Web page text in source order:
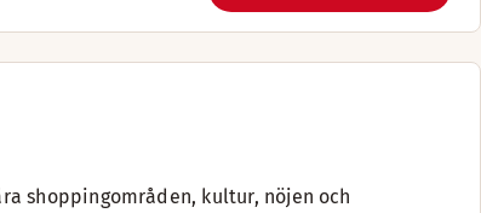
shoppingområden, kultur, nöjen och